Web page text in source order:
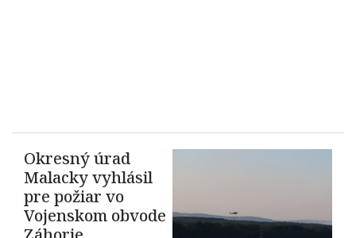
Okresný úrad
Malacky vyhlásil
pre požiar vo
Vojenskom obvode